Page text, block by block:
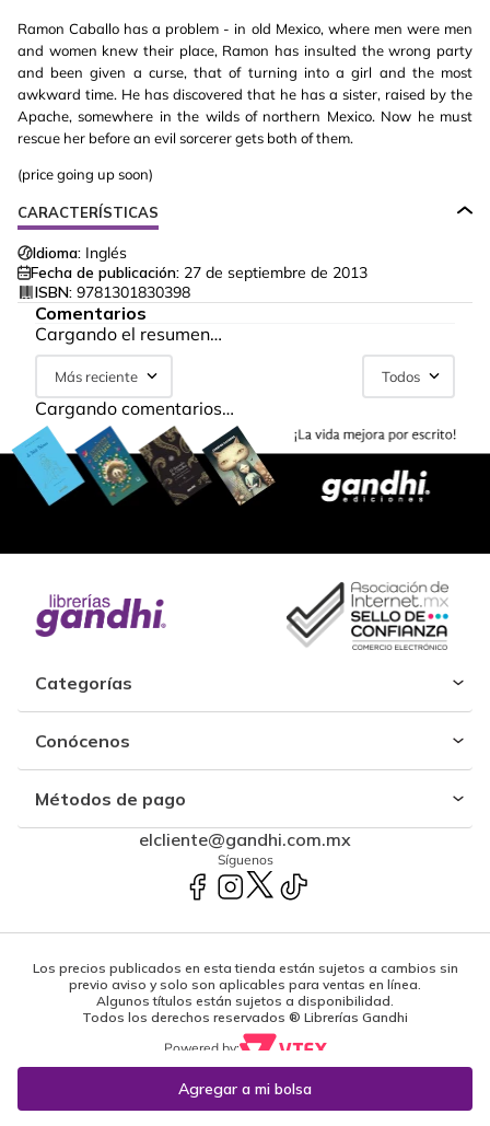
Ramon Caballo has a problem - in old Mexico, where men were men
and women knew their place, Ramon has insulted the wrong party
and been given a curse, that of turning into a girl and the most
awkward time. He has discovered that he has a sister, raised by the
Apache, somewhere in the wilds of northern Mexico. Now he must
rescue her before an evil sorcerer gets both of them.
(price going up soon)
CARACTERÍSTICAS
Idioma: Inglés
Fecha de publicación: 27 de septiembre de 2013
ISBN: 9781301830398
Comentarios
Cargando el resumen…
Más reciente Todos
Cargando comentarios…
Categorías
Conócenos
Métodos de pago
elcliente@gandhi.com.mx
Síguenos
Los precios publicados en esta tienda están sujetos a cambios sin
previo aviso y solo son aplicables para ventas en línea.
Algunos títulos están sujetos a disponibilidad.
Todos los derechos reservados ® Librerías Gandhi
Powered by: